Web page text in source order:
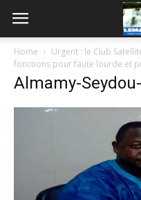
Home
Urgent : le Club
fonctions pour faute lourde et
Almamy-